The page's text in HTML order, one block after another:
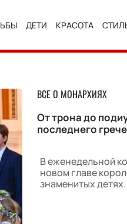
ДЕТИ КРАСОТА
ВСЕ О МОНАРХИЯХ
От трона до
последнего
В еженедельной
новом главе
знаменитых детях.